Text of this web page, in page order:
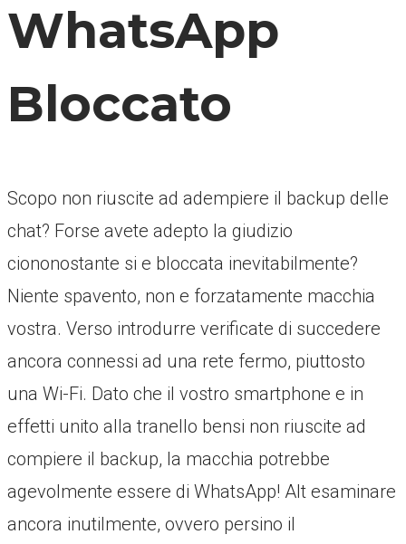
WhatsApp
Bloccato
Scopo non riuscite ad adempiere il backup delle
chat? Forse avete adepto la giudizio
ciononostante si e bloccata inevitabilmente?
Niente spavento, non e forzatamente macchia
vostra. Verso introdurre verificate di succedere
ancora connessi ad una rete fermo, piuttosto
una Wi-Fi. Dato che il vostro smartphone e in
effetti unito alla tranello bensi non riuscite ad
compiere il backup, la macchia potrebbe
agevolmente essere di WhatsApp! Alt esaminare
ancora inutilmente, ovvero persino il